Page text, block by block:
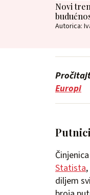
Novi
Autorica:
Europi
Statista
diljem